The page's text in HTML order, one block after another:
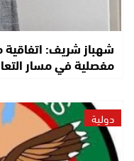
شهباز شريف:
مفصلية في مسار
دولية